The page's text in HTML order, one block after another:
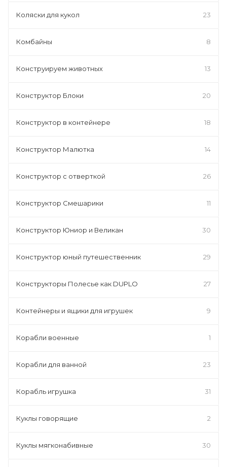
Коляски для кукол 23
Комбайны 8
Конструируем животных 13
Конструктор Блоки 20
Конструктор в контейнере 18
Конструктор Малютка 14
Конструктор с отверткой 26
Конструктор Смешарики 11
Конструктор Юниор и Великан 30
Конструктор юный путешественник 29
Конструкторы Полесье как DUPLO 27
Контейнеры и ящики для игрушек 9
Корабли военные 1
Корабли для ванной 23
Корабль игрушка 31
Куклы говорящие 2
Куклы мягконабивные 30